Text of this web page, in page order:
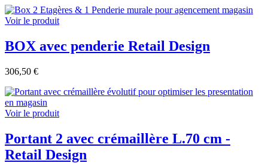
Voir le produit
BOX avec penderie Retail Design
306,50 €
Voir le produit
Portant 2 avec crémaillère L.70 cm -
Retail Design